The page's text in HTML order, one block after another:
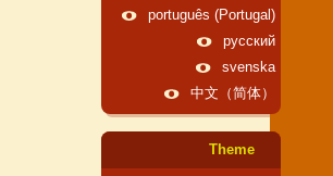
português (Portugal)
русский
svenska
中文（简体）
Theme